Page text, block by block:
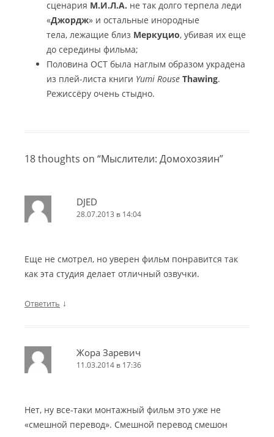
сценария М.И.Л.А. не так долго терпела леди
«Джордж» и остальные инородные
тела, лежащие близ Меркуцио, убивая их еще
до середины фильма;
Половина ОСТ была наглым образом украдена
из плей-листа книги Yumi Rouse Thawing.
Режиссёру очень стыдно.
18 thoughts on “Мыслители: Домохозяин”
DJED
28.07.2013 в 14:04
Еще не смотрел, но уверен фильм понравится так
как эта студия делает отличный озвучки.
Ответить ↓
Жора Заревич
11.03.2014 в 17:36
Нет, ну все-таки монтажный фильм это уже не
«смешной перевод». Смешной перевод смешон